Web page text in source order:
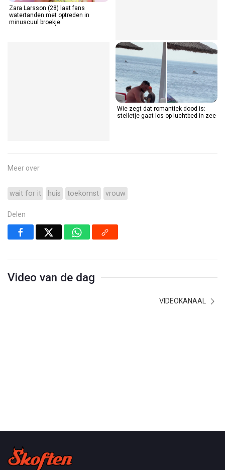
Zara Larsson (28) laat fans
watertanden met optreden in
minuscuul broekje
Wie zegt dat romantiek dood is:
stelletje gaat los op luchtbed in zee
Meer over
wait for it huis toekomst vrouw
Delen
Video van de dag
VIDEOKANAAL